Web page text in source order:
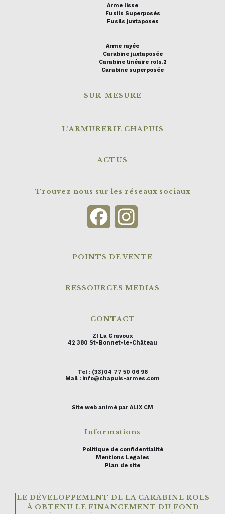
Arme lisse
Fusils Superposés
Fusils juxtaposes
Arme rayée
Carabine juxtaposée
Carabine linéaire rols.2
Carabine superposée
SUR-MESURE
L’ARMURERIE CHAPUIS
ACTUS
Trouvez nous sur les réseaux sociaux
Facebook
POINTS DE VENTE
RESSOURCES MEDIAS
CONTACT
ZI La Gravoux
42 380 St-Bonnet-le-Château
Tel : (33)04 77 50 06 96
Mail : info@chapuis-armes.com
Site web animé par ALIX CM
Informations
Politique de confidentialité
Mentions Legales
Plan de site
LE DÉVELOPPEMENT DE LA CARABINE ROLS
À OBTENU LE FINANCEMENT DU FOND